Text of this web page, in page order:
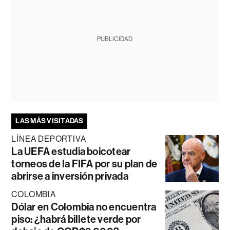
PUBLICIDAD
LAS MÁS VISITADAS
LÍNEA DEPORTIVA
La UEFA estudia boicotear
torneos de la FIFA por su plan de
abrirse a inversión privada
COLOMBIA
Dólar en Colombia no encuentra
piso: ¿habrá billete verde por